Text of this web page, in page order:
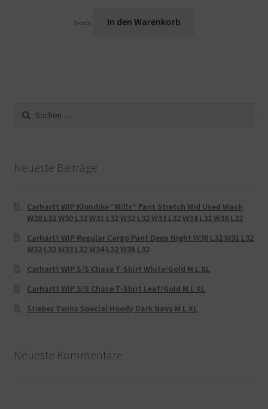
Details In den Warenkorb
Suche
nach:
Neueste Beiträge
Carhartt WIP Klondike “Mills“ Pant Stretch Mid Used Wash
W28 L32 W30 L32 W31 L32 W32 L32 W33 L32 W34 L32 W36 L32
Carhartt WIP Regular Cargo Pant Deep Night W30 L32 W31 L32
W32 L32 W33 L32 W34 L32 W36 L32
Carhartt WIP S/S Chase T-Shirt White/Gold M L XL
Carhartt WIP S/S Chase T-Shirt Leaf/Gold M L XL
Stieber Twins Special Hoody Dark Navy M L XL
Neueste Kommentare